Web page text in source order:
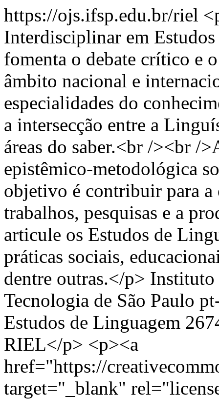
https://ojs.ifsp.edu.br/riel
Interdisciplinar em
fomenta o debate crítico e
âmbito nacional e
especialidades do
a intersecção entre a
áreas do saber.<br /><br /
epistêmico-metodológica
objetivo é contribuir para
trabalhos, pesquisas e a
articule os Estudos de
práticas sociais,
dentre outras.</p> Instituto
Tecnologia de São Paulo
Estudos de Linguagem
RIEL</p> <p><a
href="https://
target="_blank"